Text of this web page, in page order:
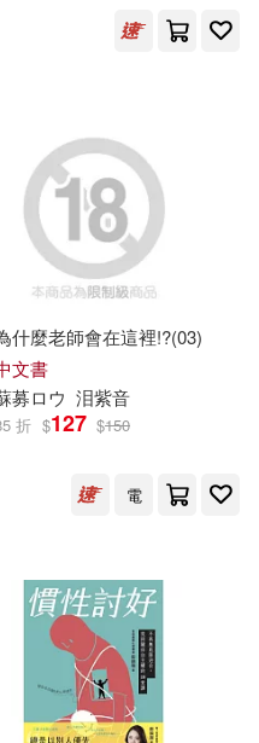
(23)
什麼老師會在這裡!?(03)
文書
募ロウ 泪紫音
折 $127 $150
電